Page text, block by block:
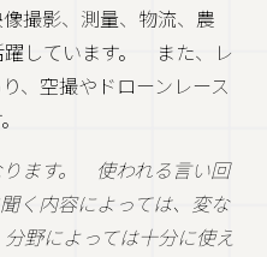
撮影、測量、物流、農
しています。 また、レ
、空撮やドローンレース
ります。 使われる言い回
く内容によっては、変な
野によっては十分に使え